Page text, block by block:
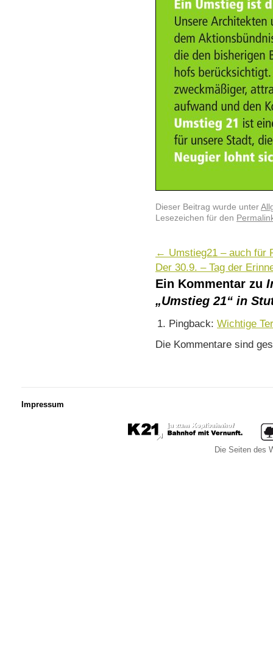
Dieser Beitrag wurde unter
Lesezeichen für den
← Umstieg21 – auch für
Der 30.9. – Tag der
Ein Kommentar zu
„Umstieg 21“ in
Pingback:Wichtige
Die Kommentare sind
Impressum
Die Seiten des